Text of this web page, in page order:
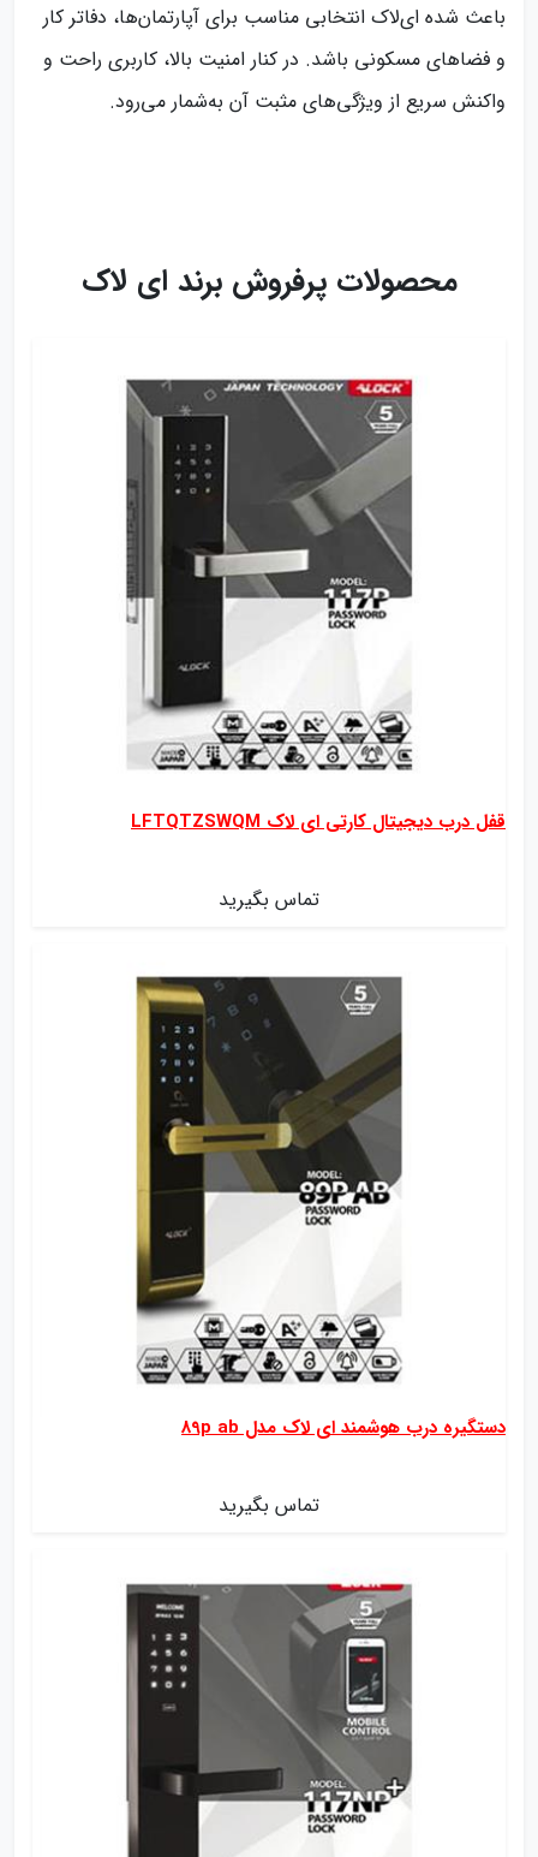
باعث شده ای‌لاک انتخابی مناسب برای آپارتمان‌ها، دفاتر کار
و فضاهای مسکونی باشد. در کنار امنیت بالا، کاربری راحت و
واکنش سریع از ویژگی‌های مثبت آن به‌شمار می‌رود.
محصولات پرفروش برند ای لاک
قفل درب دیجیتال کارتی ای لاک LFTQTZSWQM
تماس بگیرید
دستگیره درب هوشمند ای لاک مدل 89p ab
تماس بگیرید